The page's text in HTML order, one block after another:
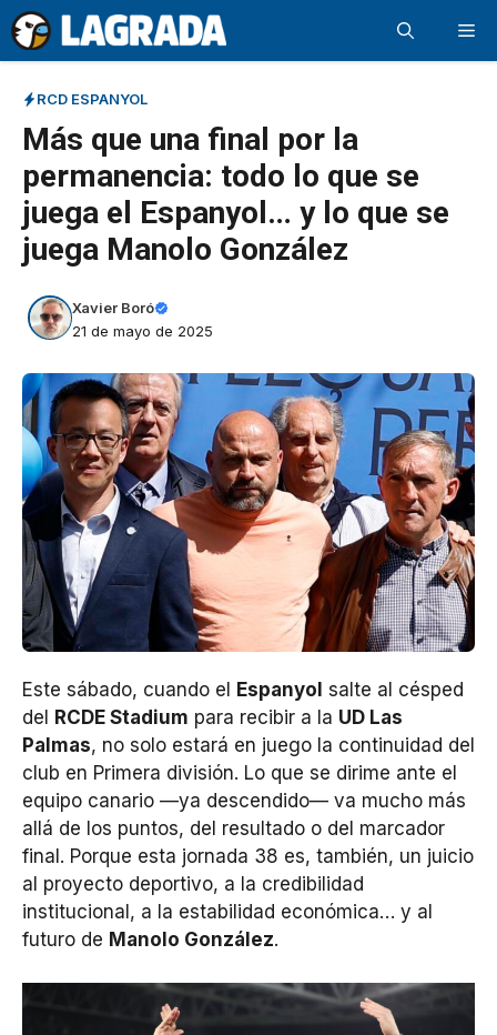
Saltar
al
contenido
RCD ESPANYOL
Más que una final por la
permanencia: todo lo que se
juega el Espanyol… y lo que se
juega Manolo González
Xavier Boró
21 de mayo de 2025
Este sábado, cuando el Espanyol salte al césped
del
RCDE Stadium para recibir a la UD Las
Palmas, no solo estará en juego la continuidad del
club en Primera división. Lo que se dirime ante el
equipo canario —ya descendido— va mucho más
allá de los puntos, del resultado o del marcador
final. Porque esta jornada 38 es, también, un juicio
al proyecto deportivo, a la credibilidad
institucional, a la estabilidad económica… y al
futuro de Manolo González.